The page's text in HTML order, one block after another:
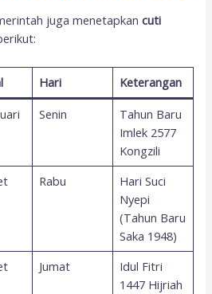
juga menetapkancuti
Hari
Keterangan
Senin
Tahun Baru
Imlek 2577
Kongzili
Rabu
Hari Suci
Nyepi
(Tahun Baru
Saka 1948)
Jumat
Idul Fitri
1447 Hijriah